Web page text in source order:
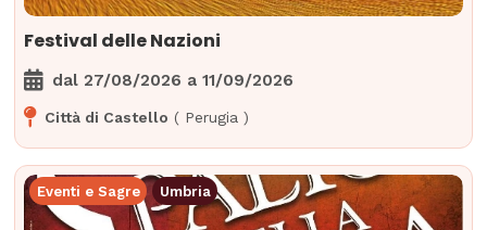
Festival delle Nazioni
dal27/08/2026 a 11/09/2026
Città di Castello ( Perugia )
Eventi e Sagre Umbria